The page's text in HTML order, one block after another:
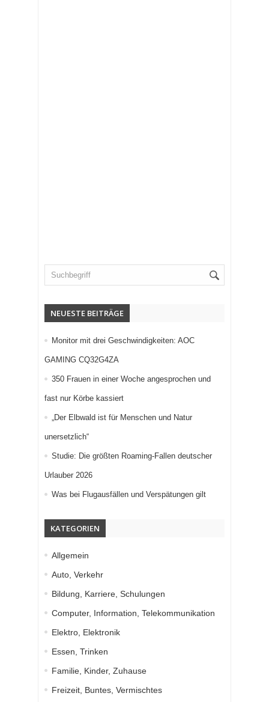
NEUESTE BEITRÄGE
Monitor mit drei Geschwindigkeiten: AOC
GAMING CQ32G4ZA
350 Frauen in einer Woche angesprochen und
fast nur Körbe kassiert
„Der Elbwald ist für Menschen und Natur
unersetzlich“
Studie: Die größten Roaming-Fallen deutscher
Urlauber 2026
Was bei Flugausfällen und Verspätungen gilt
KATEGORIEN
Allgemein
Auto, Verkehr
Bildung, Karriere, Schulungen
Computer, Information, Telekommunikation
Elektro, Elektronik
Essen, Trinken
Familie, Kinder, Zuhause
Freizeit, Buntes, Vermischtes